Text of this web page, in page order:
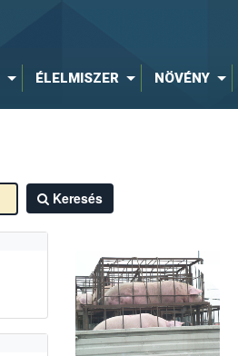
ÉLELMISZER NÖVÉNY
Keresés